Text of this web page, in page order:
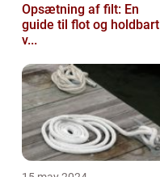
Opsætning af filt: En
guide til flot og holdbart
v...